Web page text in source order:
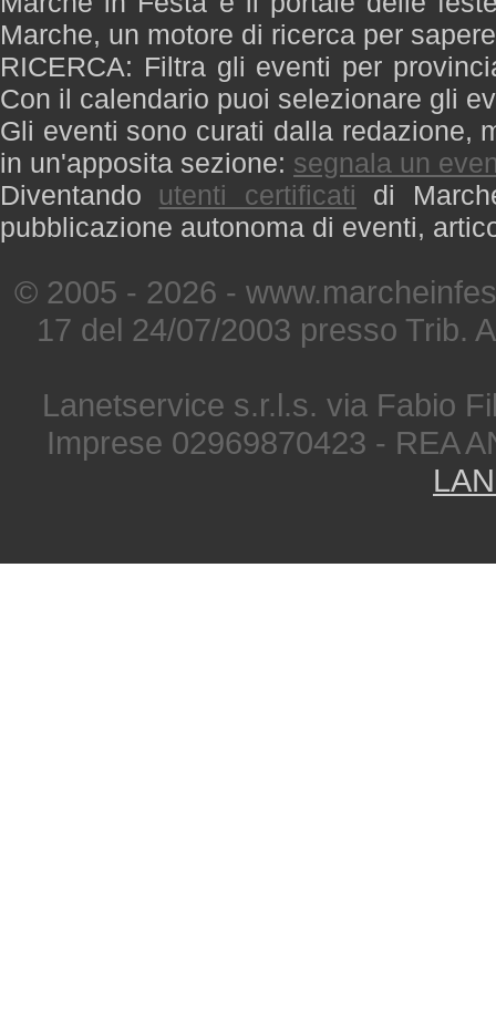
Marche, un motore di ricerca per
RICERCA: Filtra gli eventi per
Con il calendario puoi selezionare gli
Gli eventi sono curati dalla redazione,
in un'apposita sezione: segnala un
Diventando utenti certificati di
pubblicazione autonoma di eventi,
© 2005 - 2026 -
17 del 24/07/2003 presso Trib.
Lanetservice s.r.l.s. via Fabio
Imprese 02969870423 - REA